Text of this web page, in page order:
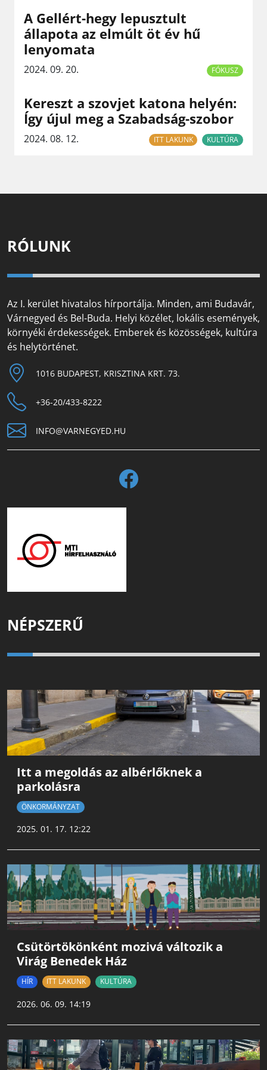
A Gellért-hegy lepusztult
állapota az elmúlt öt év hű
lenyomata
2024. 09. 20. FÓKUSZ
Kereszt a szovjet katona helyén:
Így újul meg a Szabadság-szobor
2024. 08. 12. ITT LAKUNK KULTÚRA
RÓLUNK
Az I. kerület hivatalos hírportálja. Minden, ami Budavár,
Várnegyed és Bel-Buda. Helyi közélet, lokális események,
környéki érdekességek. Emberek és közösségek, kultúra
és helytörténet.
1016 BUDAPEST, KRISZTINA KRT. 73.
+36-20/433-8222
INFO@VARNEGYED.HU
NÉPSZERŰ
Itt a megoldás az albérlőknek a
parkolásra
ÖNKORMÁNYZAT
2025. 01. 17. 12:22
Csütörtökönként mozivá változik a
Virág Benedek Ház
HÍR ITT LAKUNK KULTÚRA
2026. 06. 09. 14:19